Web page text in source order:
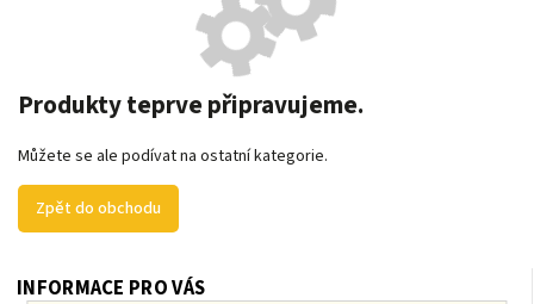
Produkty teprve připravujeme.
Můžete se ale podívat na ostatní kategorie.
Zpět do obchodu
INFORMACE PRO VÁS